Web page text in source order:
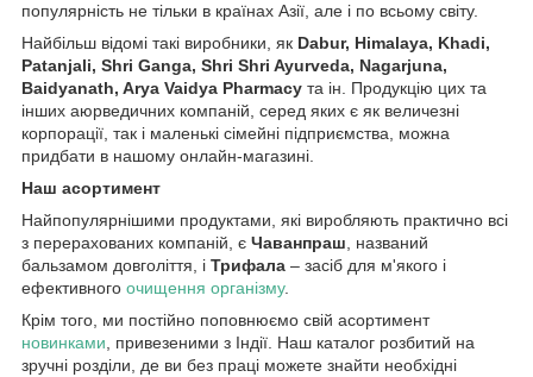
популярність не тільки в країнах Азії, але і по всьому світу.
Найбільш відомі такі виробники, як Dabur, Himalaya, Khadi,
Patanjali, Shri Ganga, Shri Shri Ayurveda, Nagarjuna,
Baidyanath, Arya Vaidya Pharmacy та ін. Продукцію цих та
інших аюрведичних компаній, серед яких є як величезні
корпорації, так і маленькі сімейні підприємства, можна
придбати в нашому онлайн-магазині.
Наш асортимент
Найпопулярнішими продуктами, які виробляють практично всі
з перерахованих компаній, є Чаванпраш, названий
бальзамом довголіття, і Трифала – засіб для м'якого і
ефективного очищення організму.
Крім того, ми постійно поповнюємо свій асортимент
новинками, привезеними з Індії. Наш каталог розбитий на
зручні розділи, де ви без праці можете знайти необхідні